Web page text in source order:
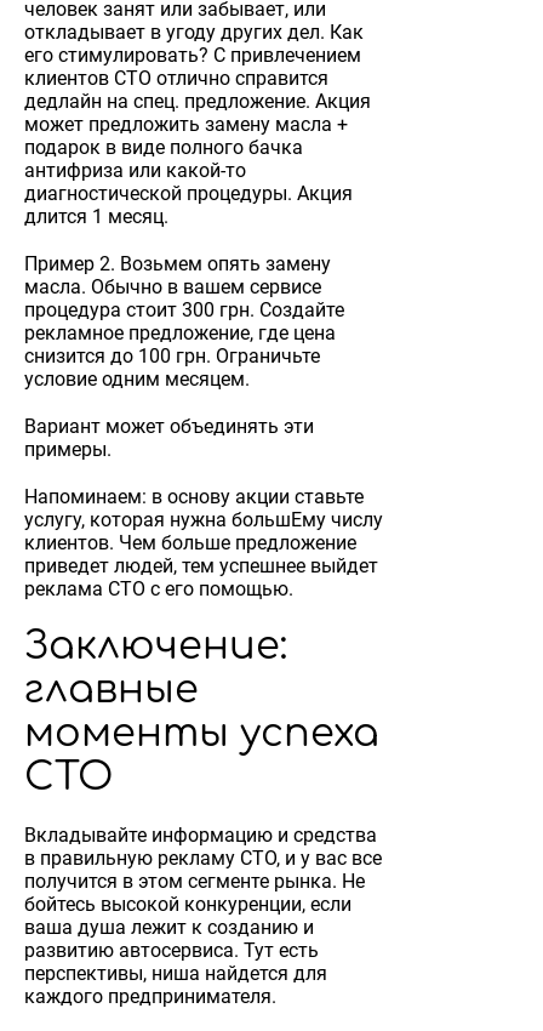
человек занят или забывает, или
откладывает в угоду других дел. Как
его стимулировать? С привлечением
клиентов СТО отлично справится
дедлайн на спец. предложение. Акция
может предложить замену масла +
подарок в виде полного бачка
антифриза или какой-то
диагностической процедуры. Акция
длится 1 месяц.
Пример 2. Возьмем опять замену
масла. Обычно в вашем сервисе
процедура стоит 300 грн. Создайте
рекламное предложение, где цена
снизится до 100 грн. Ограничьте
условие одним месяцем.
Вариант может объединять эти
примеры.
Напоминаем: в основу акции ставьте
услугу, которая нужна большЕму числу
клиентов. Чем больше предложение
приведет людей, тем успешнее выйдет
реклама СТО с его помощью.
Заключение:
главные
моменты успеха
СТО
Вкладывайте информацию и средства
в правильную рекламу СТО, и у вас все
получится в этом сегменте рынка. Не
бойтесь высокой конкуренции, если
ваша душа лежит к созданию и
развитию автосервиса. Тут есть
перспективы, ниша найдется для
каждого предпринимателя.